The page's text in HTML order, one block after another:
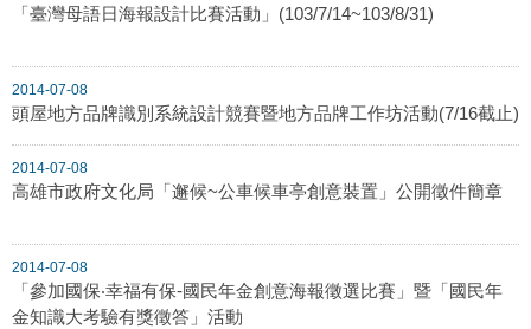
「臺灣母語日海報設計比賽活動」(103/7/14~103/8/31)
2014-07-08
頭屋地方品牌識別系統設計競賽暨地方品牌工作坊活動(7/16截止)
2014-07-08
高雄市政府文化局「邂候~公車候車亭創意裝置」公開徵件簡章
2014-07-08
「參加國保‧幸福有保-國民年金創意海報徵選比賽」暨「國民年
金知識大考驗有獎徵答」活動